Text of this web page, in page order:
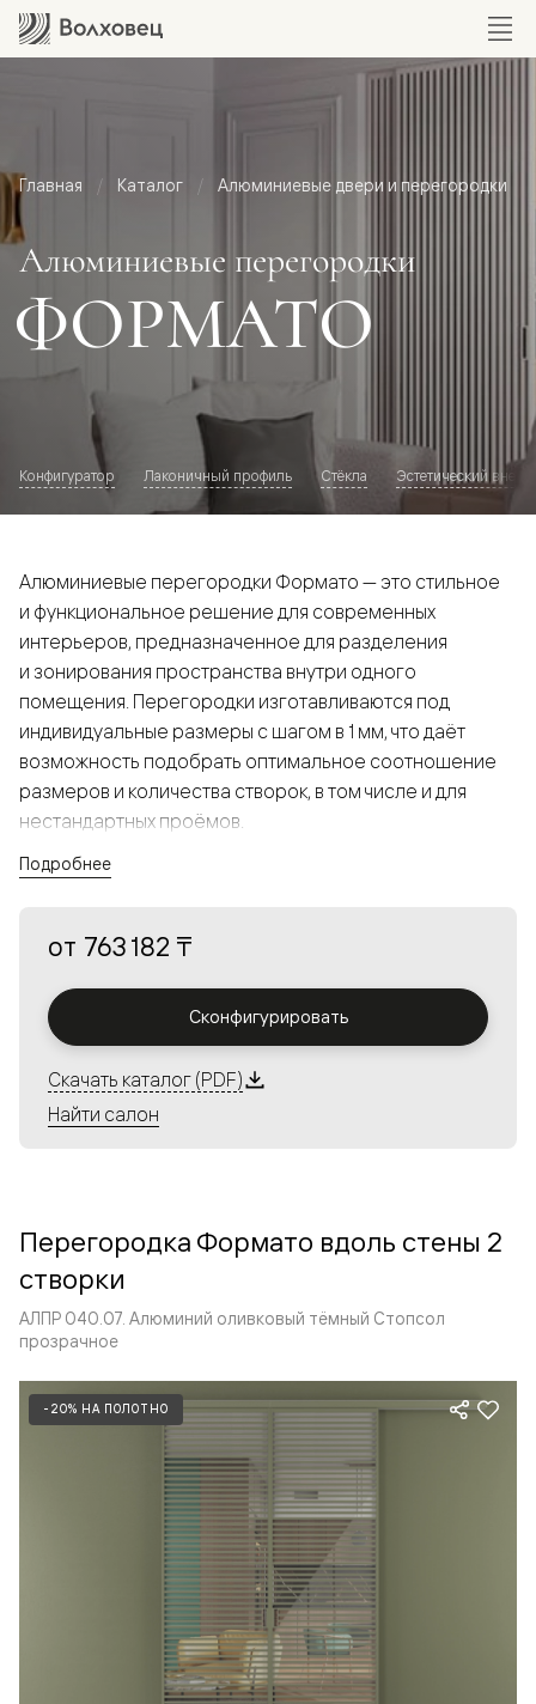
Главная Каталог Алюминиевые двери и перегородки
Алюминиевые перегородки
ФОРМАТО
Конфигуратор Лаконичный профиль Стёкла Эстетический
Алюминиевые перегородки Формато — это стильное
и функциональное решение для современных
интерьеров, предназначенное для разделения
и зонирования пространства внутри одного
помещения. Перегородки изготавливаются под
индивидуальные размеры с шагом в 1 мм, что даёт
возможность подобрать оптимальное соотношение
размеров и количества створок, в том числе и для
нестандартных проёмов.
а большой выбор вставок из стекла с различными
решения в интерьере и варьировать освещённость.
Алюминиевые перегородки имеют единый профиль
с алюминиевыми дверьми и легко сочетаются в одном
алюминиевых перегородок и дверей координируется
со стеновыми панелями Волховец.
Подробнее
от 763 182 ₸
Сконфигурировать
Скачать каталог (PDF)
Найти салон
Перегородка Формато вдоль стены 2
створки
АЛПР 040.07. Алюминий оливковый тёмный Стопсол
прозрачное
-20% НА ПОЛОТНО